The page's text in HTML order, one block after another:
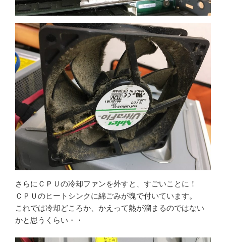
さらにＣＰＵの冷却ファンを外すと、すごいことに！
ＣＰＵのヒートシンクに綿ごみが塊で付いています。
これでは冷却どころか、かえって熱が溜まるのではない
かと思うくらい・・